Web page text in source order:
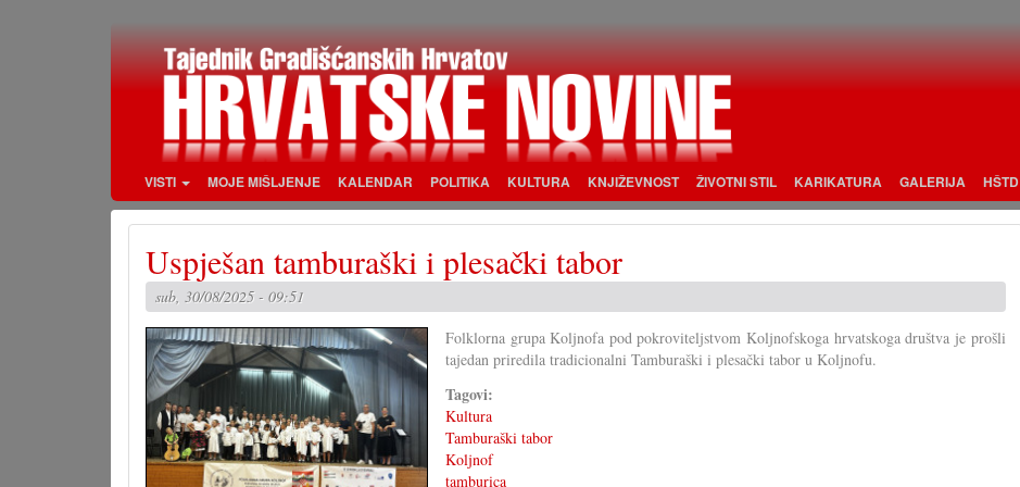
VISTI MOJE MIŠLJENJE KALENDAR POLITIKA KULTURA KNJIŽEVNOST ŽIVOTNI STIL KARIKATURA GALERIJA HŠTD
Uspješan tamburaški i plesački tabor
sub, 30/08/2025 - 09:51
Folklorna grupa Koljnofa pod pokroviteljstvom Koljnofskoga hrvatskoga društva je prošli
tajedan priredila tradicionalni Tamburaški i plesački tabor u Koljnofu.
Tagovi:
Kultura
Tamburaški tabor
Koljnof
tamburica